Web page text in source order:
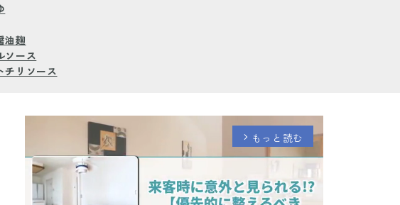
油麹
ソース
チリソース
arrow_forward_ios もっと読む